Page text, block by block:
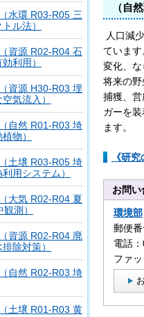
水環 R03-R05 三
ル法）
資源 R02-R04 石
利用）
資源 H30-R03 埋
気流入）
自然 R01-R03 埼
物）
土壌 R03-R05 埼
用システム）
大気 R02-R04 夏
測）
資源 R02-R04 廃
除対策）
自然 R02-R03 埼
土壌 R01-R03 黄
（自
人口減
ていま
変化、
将来の
捕獲、
ガーを
ます。
《研
お問い
環境部
郵便
電話
ファ